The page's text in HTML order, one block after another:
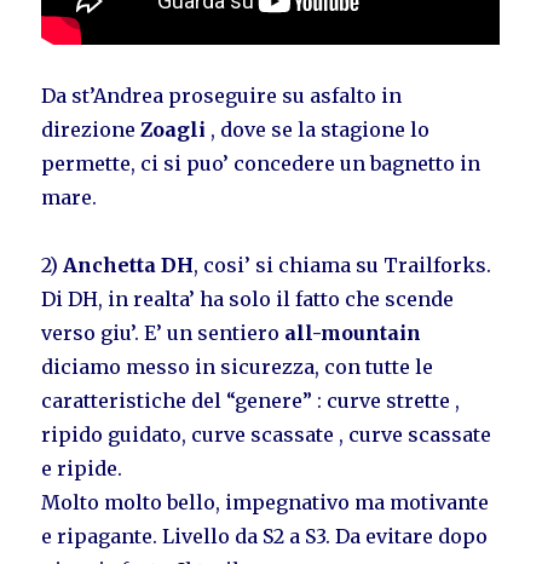
Da st’Andrea proseguire su asfalto in
direzioneZoagli , dove se la stagione lo
permette, ci si puo’ concedere un bagnetto in
mare.
2) Anchetta DH, cosi’ si chiama su Trailforks.
Di DH, in realta’ ha solo il fatto che scende
verso giu’. E’ un sentiero all-mountain
diciamo messo in sicurezza, con tutte le
caratteristiche del “genere” : curve strette ,
ripido guidato, curve scassate , curve scassate
e ripide.
Molto molto bello, impegnativo ma motivante
e ripagante. Livello da S2 a S3. Da evitare dopo